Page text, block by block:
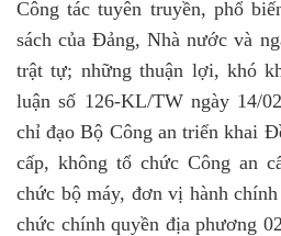
Công tác tuyên truyền, phổ
sách của Đảng, Nhà nước và
trật tự; những thuận lợi, khó
luận số 126-KL/TW ngày 14/
chỉ đạo Bộ Công an triển khai
cấp, không tổ chức Công an
chức bộ máy, đơn vị hành
chức chính quyền địa phương